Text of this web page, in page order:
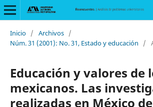
Inicio / Archivos /
Núm. 31 (2001): No. 31, Estado y educación
/
Educación y valores de
mexicanos. Las
realizadas en México de